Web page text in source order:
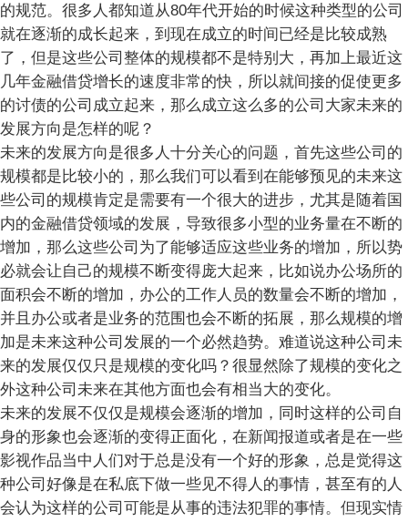
的规范。很多人都知道从80年代开始的时候这种类型的公司
就在逐渐的成长起来，到现在成立的时间已经是比较成熟
了，但是这些公司整体的规模都不是特别大，再加上最近这
几年金融借贷增长的速度非常的快，所以就间接的促使更多
的讨债的公司成立起来，那么成立这么多的公司大家未来的
发展方向是怎样的呢？
未来的发展方向是很多人十分关心的问题，首先这些公司的
规模都是比较小的，那么我们可以看到在能够预见的未来这
些公司的规模肯定是需要有一个很大的进步，尤其是随着国
内的金融借贷领域的发展，导致很多小型的业务量在不断的
增加，那么这些公司为了能够适应这些业务的增加，所以势
必就会让自己的规模不断变得庞大起来，比如说办公场所的
面积会不断的增加，办公的工作人员的数量会不断的增加，
并且办公或者是业务的范围也会不断的拓展，那么规模的增
加是未来这种公司发展的一个必然趋势。难道说这种公司未
来的发展仅仅只是规模的变化吗？很显然除了规模的变化之
外这种公司未来在其他方面也会有相当大的变化。
未来的发展不仅仅是规模会逐渐的增加，同时这样的公司自
身的形象也会逐渐的变得正面化，在新闻报道或者是在一些
影视作品当中人们对于总是没有一个好的形象，总是觉得这
种公司好像是在私底下做一些见不得人的事情，甚至有的人
会认为这样的公司可能是从事的违法犯罪的事情。但现实情